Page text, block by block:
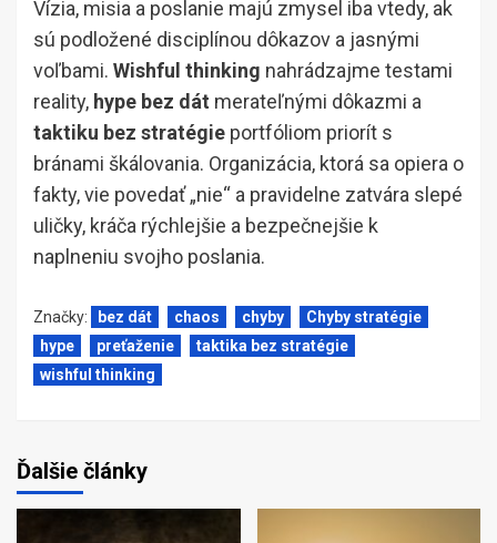
Vízia, misia a poslanie majú zmysel iba vtedy, ak
sú podložené disciplínou dôkazov a jasnými
voľbami. Wishful thinking nahrádzajme testami
reality, hype bez dát merateľnými dôkazmi a
taktiku bez stratégie portfóliom priorít s
bránami škálovania. Organizácia, ktorá sa opiera o
fakty, vie povedať „nie“ a pravidelne zatvára slepé
uličky, kráča rýchlejšie a bezpečnejšie k
naplneniu svojho poslania.
Značky: bez dát chaos chyby
Chyby stratégie
hype
preťaženie
taktika bez stratégie
wishful thinking
Ďalšie články